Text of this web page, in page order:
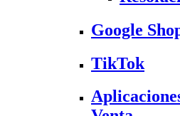
Google
TikTok